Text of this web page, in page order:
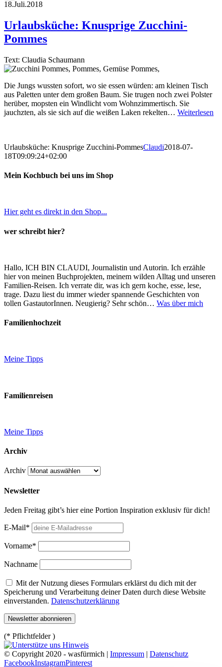
18.Juli.2018
Urlaubsküche: Knusprige Zucchini-
Pommes
Text: Claudia Schaumann
Die Jungs wussten sofort, wo sie essen würden: am kleinen Tisch
aus Paletten unter dem großen Baum. Sie trugen noch zwei Polster
herüber, mopsten ein Windlicht vom Wohnzimmertisch. Sie
jauchzten, als sie sich auf die weißen Laken rekelten… Weiterlesen
Urlaubsküche: Knusprige Zucchini-PommesClaudi2018-07-
18T09:09:24+02:00
Mein Kochbuch bei uns im Shop
Hier geht es direkt in den Shop...
wer schreibt hier?
Hallo, ICH BIN CLAUDI, Journalistin und Autorin. Ich erzähle
hier von meinen Buchprojekten, meinem wilden Alltag und unseren
Familien-Reisen. Ich verrate dir, was ich gern koche, esse, lese,
trage. Dazu liest du immer wieder spannende Geschichten von
tollen GastautorInnen. Neugierig? Sehr schön… Was über mich
Familienhochzeit
Meine Tipps
Familienreisen
Meine Tipps
Archiv
Archiv
Newsletter
Jeden Freitag gibt’s hier eine Portion Inspiration exklusiv für dich!
E-Mail*
Vorname*
Nachname
Mit der Nutzung dieses Formulars erklärst du dich mit der
Speicherung und Verarbeitung deiner Daten durch diese Website
einverstanden. Datenschutzerklärung
(* Pflichtfelder )
© Copyright 2020 - wasfürmich | Impressum | Datenschutz
FacebookInstagramPinterest